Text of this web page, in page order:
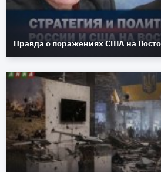
Правда о поражениях США на